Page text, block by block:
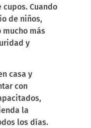
Cuando
de niños,
mucho más
y
casa y
con
la
los días.